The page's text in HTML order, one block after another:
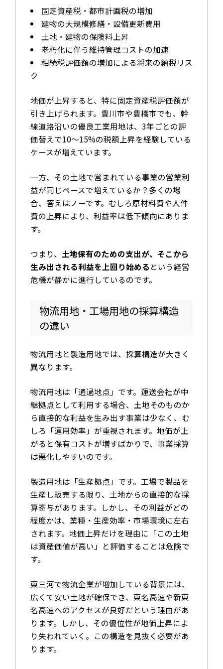
固定資産税・都市計画税の増加
建物の大規模修繕・設備更新費用
土地・建物の保険料上昇
老朽化に伴う維持管理コストの加速
相続税評価額の増加による将来の納税リス
ク
地価が上昇すると、特に固定資産税評価額が
引き上げられます。豊川市や豊橋市でも、幹
線道路沿いの優良工業用地は、3年ごとの評
価替えで10～15%の税額上昇を経験している
ケースが増えています。
一方、その土地で営まれている事業の営業利
益が同じペースで増えているか？多くの場
合、答えはノーです。むしろ原材料費や人件
費の上昇により、利益率は低下傾向にありま
す。
つまり、
土地保有のための支出が、そこから
生み出される利益を上回り始める という経営
危機が静かに進行しているのです。
物流用地・工場用地の採算構造
の違い
物流用地と製造用地では、採算構造が大きく
異なります。
物流用地は「通過地点」です。運送会社が中
継拠点として利用する場合、土地そのものか
ら直接的な利益を生み出す事業は少なく、む
しろ「運用効率」が重視されます。地価が上
がると保有コストが増すばかりで、事業採算
は悪化しやすいのです。
製造用地は「生産拠点」です。工場で製品を
生産し販売する限り、土地からの直接的な採
算寄与があります。しかし、その利益がどの
程度かは、業種・生産効率・市場環境に左右
されます。地価上昇だけを理由に「この土地
は資産価値が高い」と評価することは危険で
す。
東三河で物流企業が増加している背景には、
広くて安い土地が確保でき、東名高速や新東
名高速へのアクセスが良好だという理由があ
ります。しかし、その優位性が地価上昇によ
り失われていく。この構造を見抜く必要があ
ります。